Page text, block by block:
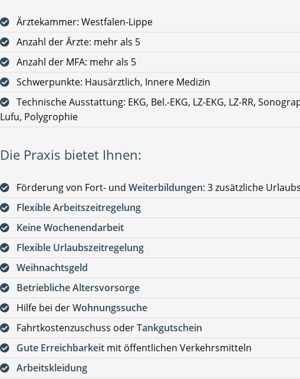
Ärztekammer: Westfalen-Lippe
Anzahl der Ärzte: mehr als 5
Anzahl der MFA: mehr als 5
Schwerpunkte: Hausärztlich, Innere Medizin
Technische Ausstattung: EKG, Bel.-EKG, LZ-EKG, LZ-RR,
Lufu, Polygrophie
Die Praxis bietet Ihnen:
Förderung von Fort- und Weiterbildungen: 3 zusätzliche
Flexible Arbeitszeitregelung
Keine Wochenendarbeit
Flexible Urlaubszeitregelung
Weihnachtsgeld
Betriebliche Altersvorsorge
Hilfe bei derWohnungssuche
Fahrtkostenzuschuss oderTankgutschein
Gute Erreichbarkeit mit öffentlichen Verkehrsmitteln
Arbeitskleidung